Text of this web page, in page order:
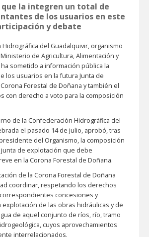
que la integren un total de
de los usuarios en este
y debate
Hidrográfica del Guadalquivir, organismo
de Agricultura, Alimentación y
sometido a información pública la
los usuarios en la futura Junta de
Forestal de Doñana y también el
con derecho a voto para la composición
de la Confederación Hidrográfica del
el pasado 14 de julio, aprobó, tras
del Organismo, la composición
de explotación que debe
en la Corona Forestal de Doñana.
de la Corona Forestal de Doñana
coordinar, respetando los derechos
concesiones y
explotación de las obras hidráulicas y de
de aquel conjunto de ríos, río, tramo
cuyos aprovechamientos
interrelacionados.